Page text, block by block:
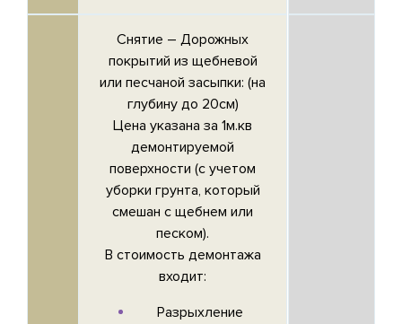
Снятие – Дорожных
покрытий из щебневой
или песчаной засыпки: (на
глубину до 20см)
Цена указана за 1м.кв
демонтируемой
поверхности (с учетом
уборки грунта, который
смешан с щебнем или
песком).
В стоимость демонтажа
входит:
Разрыхление